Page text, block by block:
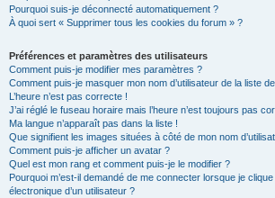
Pourquoi suis-je déconnecté automatiquement ?
À quoi sert « Supprimer tous les cookies du forum » ?
Préférences et paramètres des utilisateurs
Comment puis-je modifier mes paramètres ?
Comment puis-je masquer mon nom d’utilisateur de la liste
L’heure n’est pas correcte !
J’ai réglé le fuseau horaire mais l’heure n’est toujours pas
Ma langue n’apparaît pas dans la liste !
Que signifient les images situées à côté de mon nom
Comment puis-je afficher un avatar ?
Quel est mon rang et comment puis-je le modifier ?
Pourquoi m’est-il demandé de me connecter lorsque je
électronique d’un utilisateur ?